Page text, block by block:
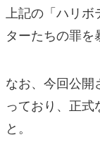
上記の「ハリボ
ターたちの罪を
なお、今回公開
っており、正式
と。